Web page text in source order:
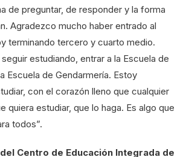
de preguntar, de responder y la forma
Agradezco mucho haber entrado al
terminando tercero y cuarto medio.
estudiando, entrar a la Escuela de
Escuela de Gendarmería. Estoy
con el corazón lleno que cualquier
quiera estudiar, que lo haga. Es algo que
todos”.
Centro de Educación Integrada de